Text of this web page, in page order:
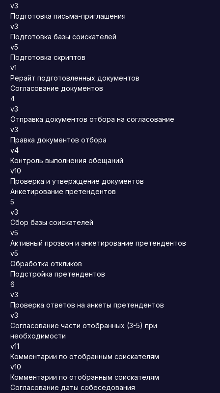
v3
Подготовка письма-приглашения
v3
Подготовка базы соискателей
v5
Подготовка скриптов
v1
Рерайт подготовленных документов
Согласование документов
4
v3
Отправка документов отбора на согласование
v3
Правка документов отбора
v4
Контроль выполнения обещаний
v10
Проверка и утверждение документов
Анкетирование претендентов
5
v3
Сбор базы соискателей
v5
Активный прозвон и анкетирование претендентов
v5
Обработка откликов
Подстройка претендентов
6
v3
Проверка ответов на анкеты претендентов
v3
Согласование части отобранных (3-5) при
необходимости
v11
Комментарии по отобранным соискателям
v10
Комментарии по отобранным соискателям
Согласование даты собеседования